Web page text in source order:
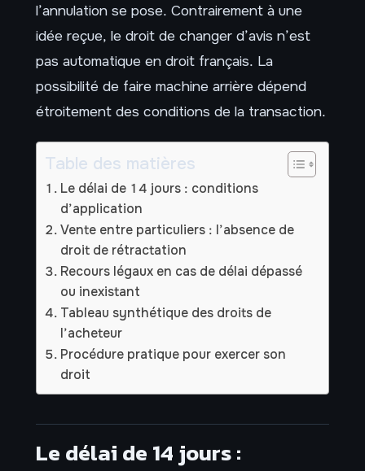
l’annulation se pose. Contrairement à une
idée reçue, le droit de changer d’avis n’est
pas automatique en droit français. La
possibilité de faire machine arrière dépend
étroitement des conditions de la transaction.
Table des matières
Le délai de 14 jours : conditions
d’application
Vente entre particuliers : l’absence de
droit de rétractation
Recours légaux en cas de délai dépassé
ou inexistant
Tableau synthétique des droits de
l’acheteur
Procédure pratique pour exercer son
droit
Le délai de 14 jours :